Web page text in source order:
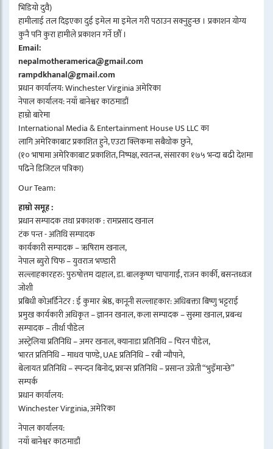
भिडियो दुवै)
हामीलाई तल दिइएका दुई इमेल मा इमेल गरी पठाउन सक्नुहुन्छ । प्रकाशन योग्य
कुनै पनि कुरा हामीले प्रकाशन गर्ने छौँ ।
Email:
nepalmotheramerica@gmail.com
rampdkhanal@gmail.com
प्रधान कार्यालय: Winchester Virginia अमेरिका
नेपाल कार्यालय: नयाँ बानेश्वर काठमाडौं
हाम्रो बारेमा
International Media & Entertainment House US LLC का
लागि अमेरिकाबाट प्रकाशित हुने, एउटा क्लिकमा सबैथोक छुने,
(१० भाषामा अमेरिकाबाट प्रकाशित, निष्पक्ष, स्वतन्त्र, संसारका १७५ भन्दा बढी देशमा
पढिने डिजिटल पत्रिका)
Our Team:
हाम्रो समूह :
प्रधान सम्पादक तथा प्रकाशक : रामप्रसाद खनाल
टंक पन्त - अतिथि सम्पादक
कार्यकारी सम्पादक – ऋषिराम खनाल,
नेपाल ब्युरो चिफ – युवराज भण्डारी
सल्लाहकारहरु: पुरुषोत्तम दाहाल, डा. बालकृष्ण चापागाईं, राजन कार्की, बसन्तध्वज
जोशी
प्रबिधी कोअर्डिनेटर : ई कुमार श्रेष्ठ, कानूनी सल्लाहकार: अधिबक्ता बिष्णु भट्टराई
प्रमुख कार्यकारी अधिकृत – ज्ञानन खनाल, कला सम्पादक – सुस्मा खनाल, प्रबन्ध
सम्पादक – तीर्था पौडेल
अस्ट्रेलिया प्रतिनिधि – अमर खनाल, क्यानाडा प्रतिनिधि – चिरन पौडेल,
भारत प्रतिनिधि – माधव पाण्डे, UAE प्रतिनिधि – रबी न्यौपाने,
बेलायत प्रतिनिधि – स्पन्दन बिनोद, फ्रान्स प्रतिनिधि – प्रसान्त उप्रेती “भुइँमान्छे”
सम्पर्क
प्रधान कार्यालय:
Winchester Virginia, अमेरिका
नेपाल कार्यालय:
नयाँ बानेश्वर काठमाडौं